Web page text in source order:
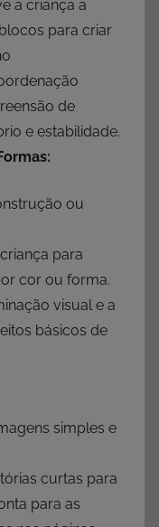
a criança a
para criar
de
e estabilidade.
ou
para
cor ou forma.
visual e a
básicos de
simples e
curtas para
para as